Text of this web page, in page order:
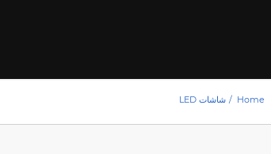
Home
/ شاشات LED